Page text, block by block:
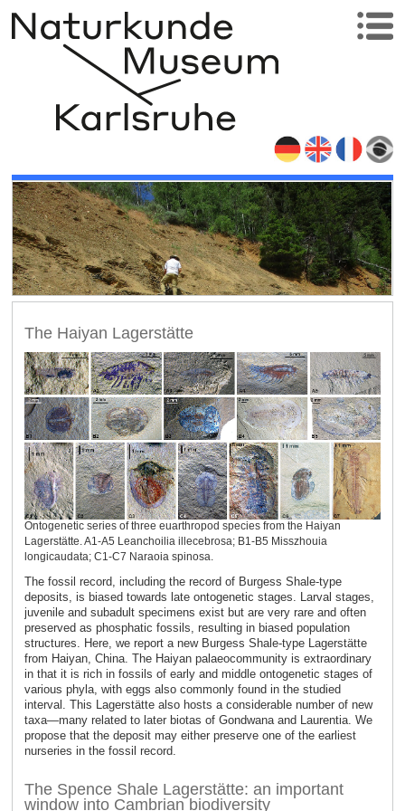
The Haiyan Lagerstätte
Ontogenetic series of three euarthropod species from the Haiyan
Lagerstätte. A1-A5 Leanchoilia illecebrosa; B1-B5 Misszhouia
longicaudata; C1-C7 Naraoia spinosa.
The fossil record, including the record of Burgess Shale-type
deposits, is biased towards late ontogenetic stages. Larval stages,
juvenile and subadult specimens exist but are very rare and often
preserved as phosphatic fossils, resulting in biased population
structures. Here, we report a new Burgess Shale-type Lagerstätte
from Haiyan, China. The Haiyan palaeocommunity is extraordinary
in that it is rich in fossils of early and middle ontogenetic stages of
various phyla, with eggs also commonly found in the studied
interval. This Lagerstätte also hosts a considerable number of new
taxa—many related to later biotas of Gondwana and Laurentia. We
propose that the deposit may either preserve one of the earliest
nurseries in the fossil record.
The Spence Shale Lagerstätte: an important
window into Cambrian biodiversity